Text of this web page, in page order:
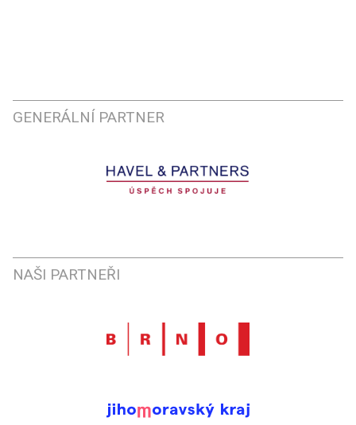
GENERÁLNÍ PARTNER
NAŠI PARTNEŘI